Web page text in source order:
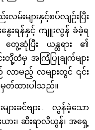
ျားနှင့်စပ်လျဉ်းပြီး
ေးရန်နှင့် ကျူးလွန် ခံခဲ့ရ
တွေ့ဆုံပြီး ယန္တရား ၏
တို့ထံမှ အကြံပြုချက်များ
လာမည့် လများတွင် ၎င်း
တ်ထားပါသည်။
ားခင်ဗျား... လွန်ခဲ့သော
ား၊ ဆီးရာလီယွန်၊ အရှေ့